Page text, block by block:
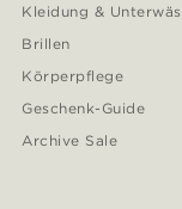
Kleidung &
Brillen
Körperpflege
Geschenk-Guide
Archive Sale